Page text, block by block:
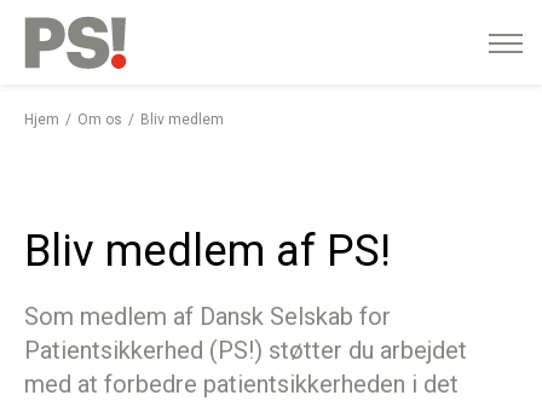
Gå
til
English
Hjem Om os Bliv medlem
Bliv medlem af PS!
Som medlem af Dansk Selskab for
Patientsikkerhed (PS!) støtter du arbejdet
med at forbedre patientsikkerheden i det